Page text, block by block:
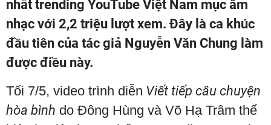
nhất trending YouTube Việt Nam mục âm
nhạc với 2,2 triệu lượt xem. Đây là ca khúc
đầu tiên của tác giả Nguyễn Văn Chung làm
được điều này.
Tối 7/5, video trình diễn Viết tiếp câu chuyện
hòa bình do Đông Hùng và Võ Hạ Trâm thể